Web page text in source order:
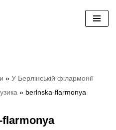
» У Берлінській філармонії
» berlnska-flarmonya